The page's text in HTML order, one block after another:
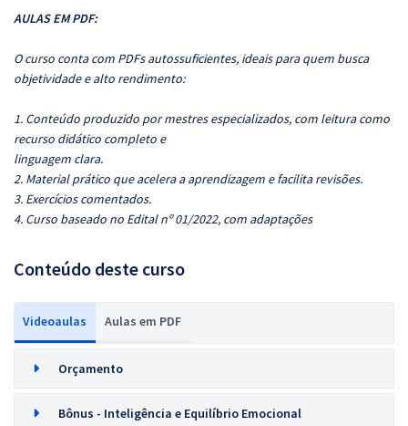
AULAS EM PDF:
O curso conta com PDFs autossuficientes, ideais para quem busca
objetividade e alto rendimento:
1. Conteúdo produzido por mestres especializados, com leitura como
recurso didático completo e
linguagem clara.
2. Material prático que acelera a aprendizagem e facilita revisões.
3. Exercícios comentados.
4. Curso baseado no Edital nº 01/2022, com adaptações
Conteúdo deste curso
Videoaulas Aulas em PDF
Orçamento
Bônus - Inteligência e Equilíbrio Emocional